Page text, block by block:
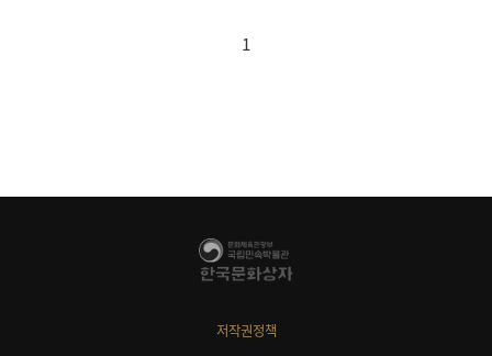
1
저작권정책